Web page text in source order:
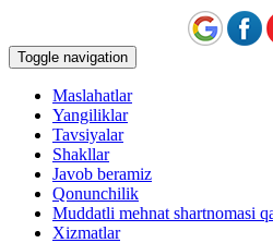
Toggle navigation
Maslahatlar
Yangiliklar
Tavsiyalar
Shakllar
Javob beramiz
Qonunchilik
Muddatli mehnat shartnomasi
Xizmatlar